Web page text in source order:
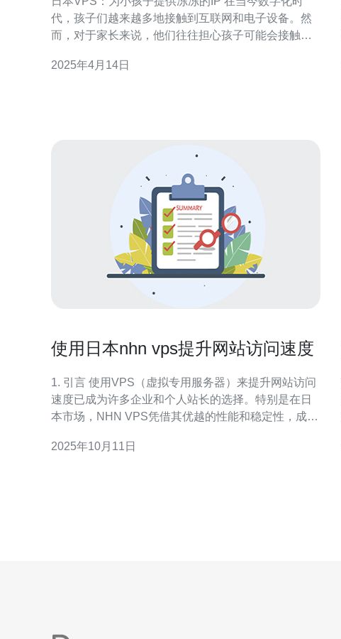
代，孩子们越来越多地接触到互联网和电子设备。然
而，对于家长来说，他们往往担心孩子可能会接触到
为了解决这个问题，日本的VPS服务提供商为小孩子
2025年4月14日
使用日本nhn vps提升网站访问速度
1. 引言 使用VPS（虚拟专用服务器）来提升网站访问
速度已成为许多企业和个人站长的选择。特别是在日
本市场，NHN VPS凭借其优越的性能和稳定性，成为
用日本NHN VPS来提升网站访问速度，并提供实际案
2025年10月11日